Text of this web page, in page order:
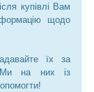
купівлі Вам
щодо
їх за
Ми на них із